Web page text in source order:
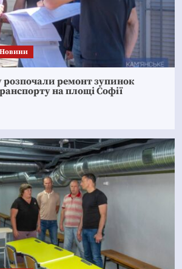
Новини
розпочали ремонт зупинок
на площі Софії